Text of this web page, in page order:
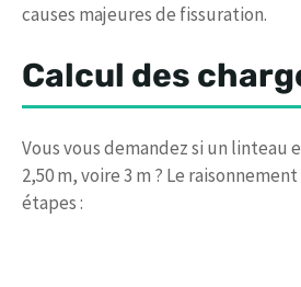
causes majeures de fissuration.
Calcul des
Vous vous demandez si un linteau
2,50 m, voire 3 m ? Le
étapes :